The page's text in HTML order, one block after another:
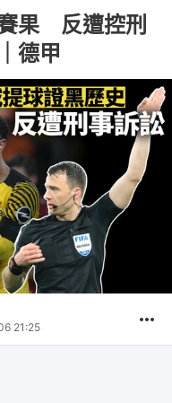
果 反遭控刑
德甲
21:25